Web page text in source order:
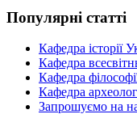
Популярні статті
Кафедра історії
Кафедра
Кафедра
Кафедра
Запрошуємо на